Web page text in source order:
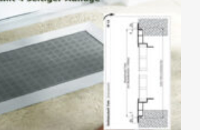
sich keine Produkte
im Warenkorb.